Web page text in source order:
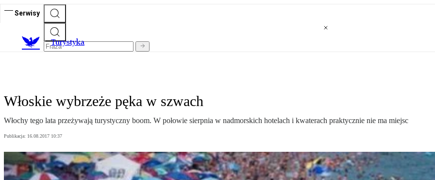
Serwisy
Turystyka
Włoskie wybrzeże pęka w szwach
Włochy tego lata przeżywają turystyczny boom. W połowie sierpnia w nadmorskich hotelach i kwaterach praktycznie nie ma miejsc
Publikacja: 16.08.2017 10:37